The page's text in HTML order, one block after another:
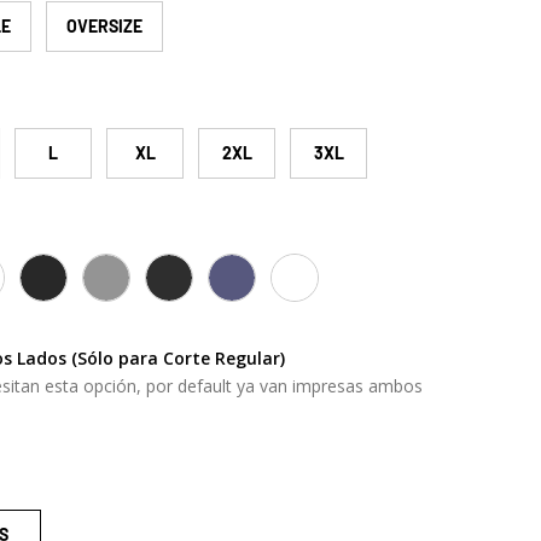
vista de galería
9 en la vista de galería
OVERSIZE
L XL 2XL 3XL
CHARCOAL GREY
GRAY HEATHER
OS BLACKOS NAVYOS WHITE
Lados (Sólo para Corte Regular)
esta opción, por default ya van impresas ambos